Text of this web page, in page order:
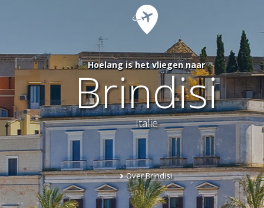
Hoelang is het vliegen naar
Brindisi
Italië
Over Brindisi